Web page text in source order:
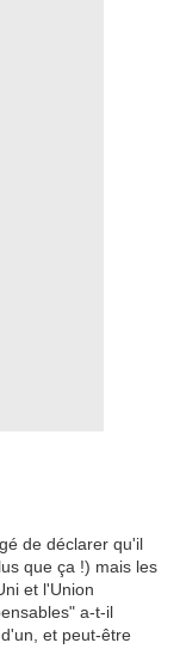
de déclarer qu'il
que ça !) mais les
et l'Union
a-t-il
et peut-être